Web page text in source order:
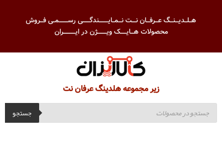
هــلــدیـــنـــگ عـــرفـــان نــــت نـــمــایـــــــــندگـــــــی رســـــــــمــی فـــروش
محصولات هـــایــــــک ویـــــــــژن در ایــــــــــــران
زیر مجموعه هلدینگ عرفان نت
جستجو